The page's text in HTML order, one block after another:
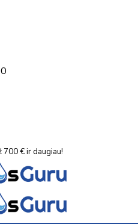
700 € ir daugiau!